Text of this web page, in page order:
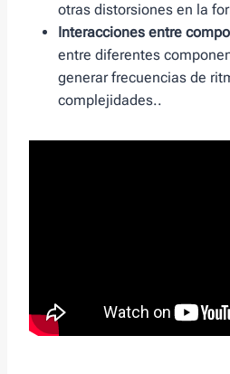
otras distorsiones en la
Interacciones entre
entre diferentes
generar frecuencias de
complejidades..